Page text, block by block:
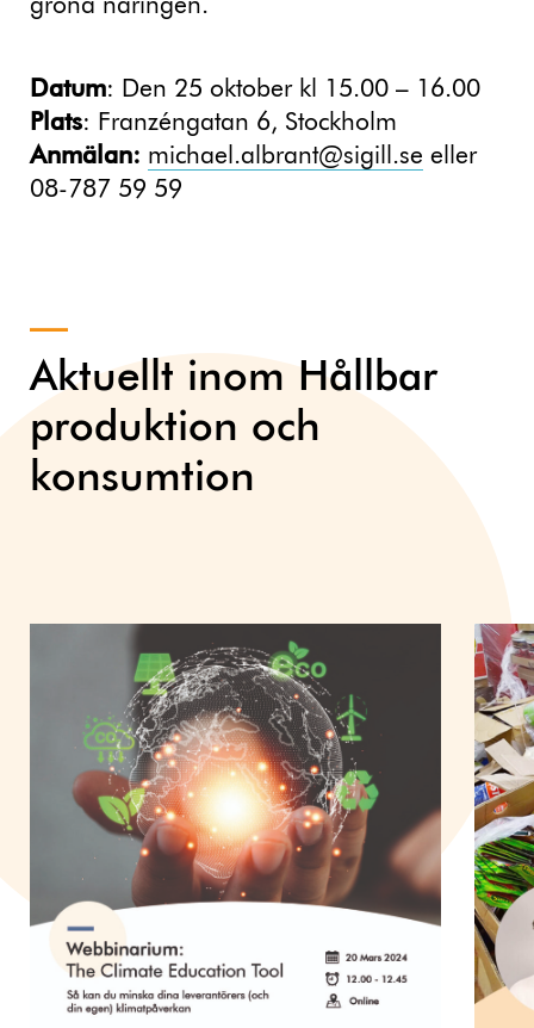
gröna näringen.
Datum: Den 25 oktober kl 15.00 – 16.00
Plats: Franzéngatan 6, Stockholm
Anmälan: michael.albrant@sigill.se eller
08-787 59 59
Aktuellt inom Hållbar
produktion och
konsumtion